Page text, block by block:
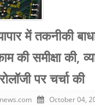
में तकनीकी
की समीक्षा की,
पर चर्चा की
October 04,